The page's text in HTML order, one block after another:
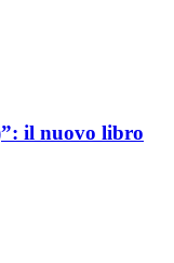
il nuovo libro